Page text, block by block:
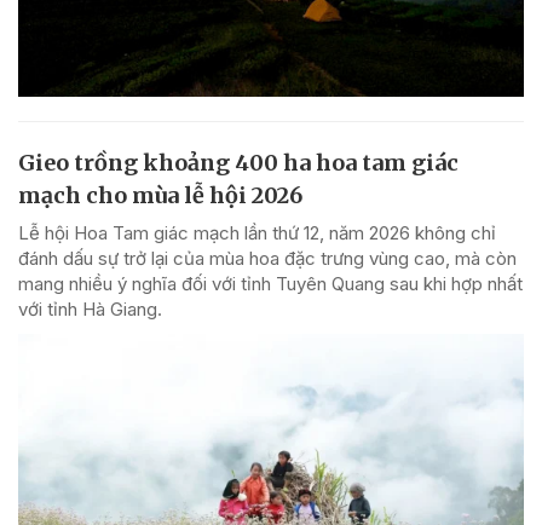
Gieo trồng khoảng 400 ha hoa tam giác
mạch cho mùa lễ hội 2026
Lễ hội Hoa Tam giác mạch lần thứ 12, năm 2026 không chỉ
đánh dấu sự trở lại của mùa hoa đặc trưng vùng cao, mà còn
mang nhiều ý nghĩa đối với tỉnh Tuyên Quang sau khi hợp nhất
với tỉnh Hà Giang.